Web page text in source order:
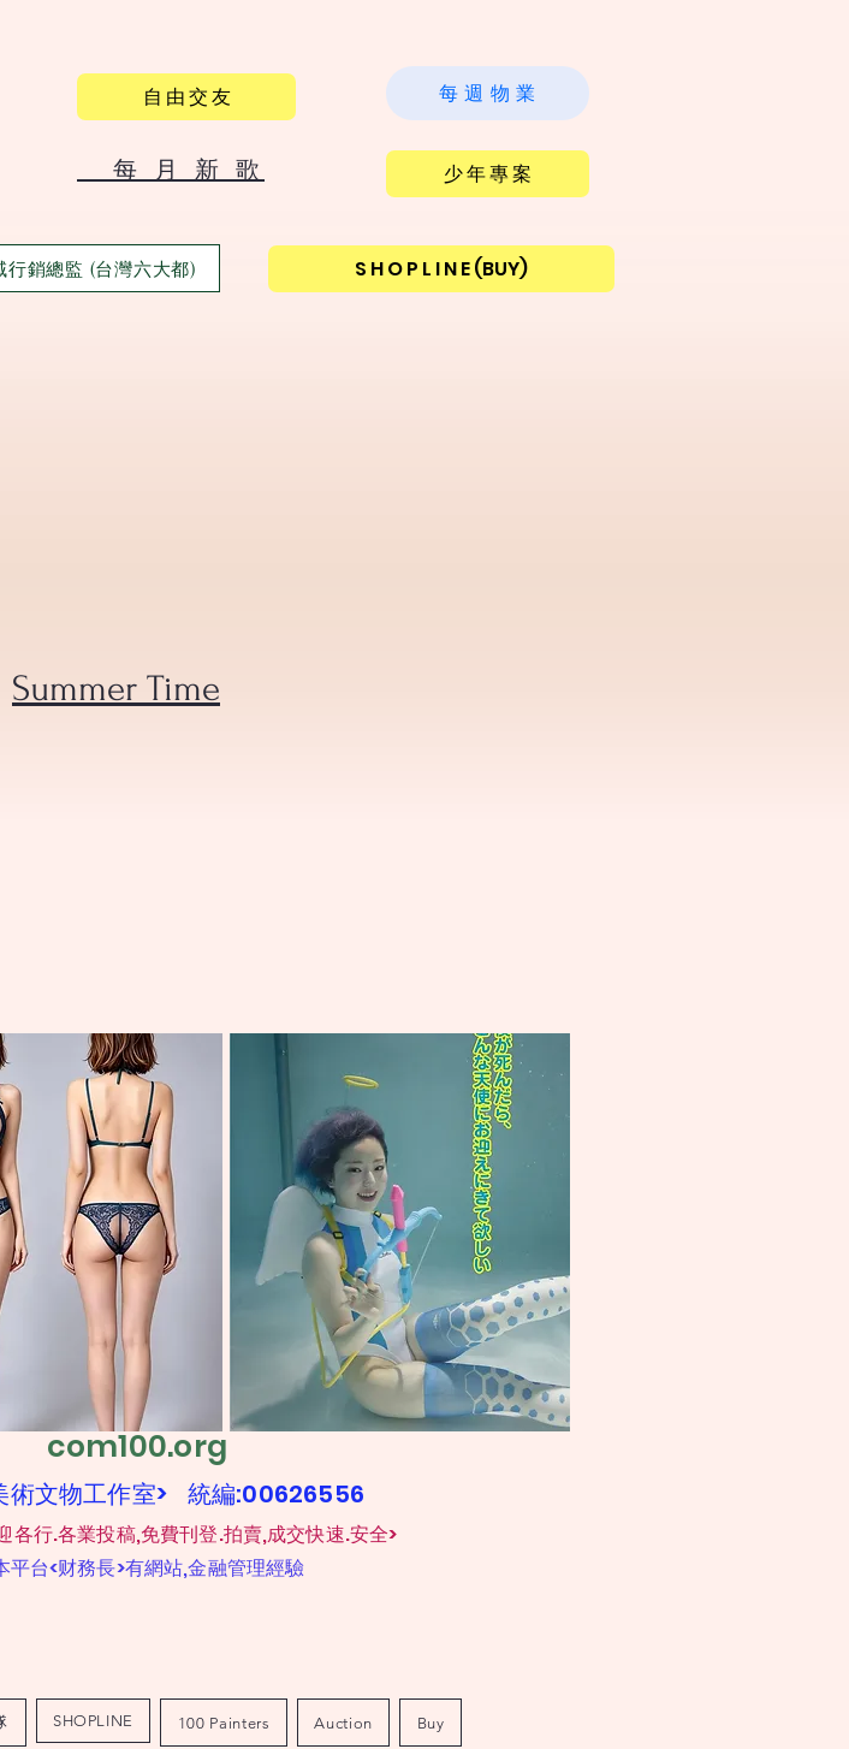
自 由 交 友
​ 每 月 新 歌
每 週 物 業
少 年 專 案
行銷總監 (台灣六大都) S H O P L I N E (BUY)
Summer Time
術文物工作室> 統編:00626556
各行.各業投稿,免費刊登.拍賣,成交快速.安全>
平台<财務長>有網站,金融管理經驗
SHOPLINE 100 Painters Auction Buy